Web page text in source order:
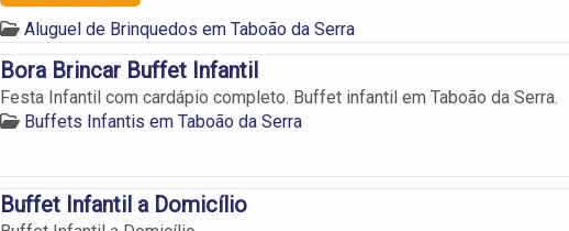
Aluguel de Brinquedos em Taboão da Serra
Bora Brincar Buffet Infantil
Festa Infantil com cardápio completo. Buffet infantil em Taboão da Serra.
Buffets Infantis em Taboão da Serra
Buffet Infantil a Domicílio